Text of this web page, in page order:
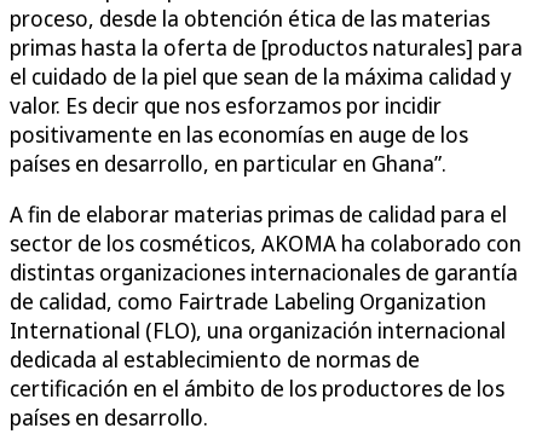
proceso, desde la obtención ética de las materias
primas hasta la oferta de [productos naturales] para
el cuidado de la piel que sean de la máxima calidad y
valor. Es decir que nos esforzamos por incidir
positivamente en las economías en auge de los
países en desarrollo, en particular en Ghana”.
A fin de elaborar materias primas de calidad para el
sector de los cosméticos, AKOMA ha colaborado con
distintas organizaciones internacionales de garantía
de calidad, como Fairtrade Labeling Organization
International (FLO), una organización internacional
dedicada al establecimiento de normas de
certificación en el ámbito de los productores de los
países en desarrollo.